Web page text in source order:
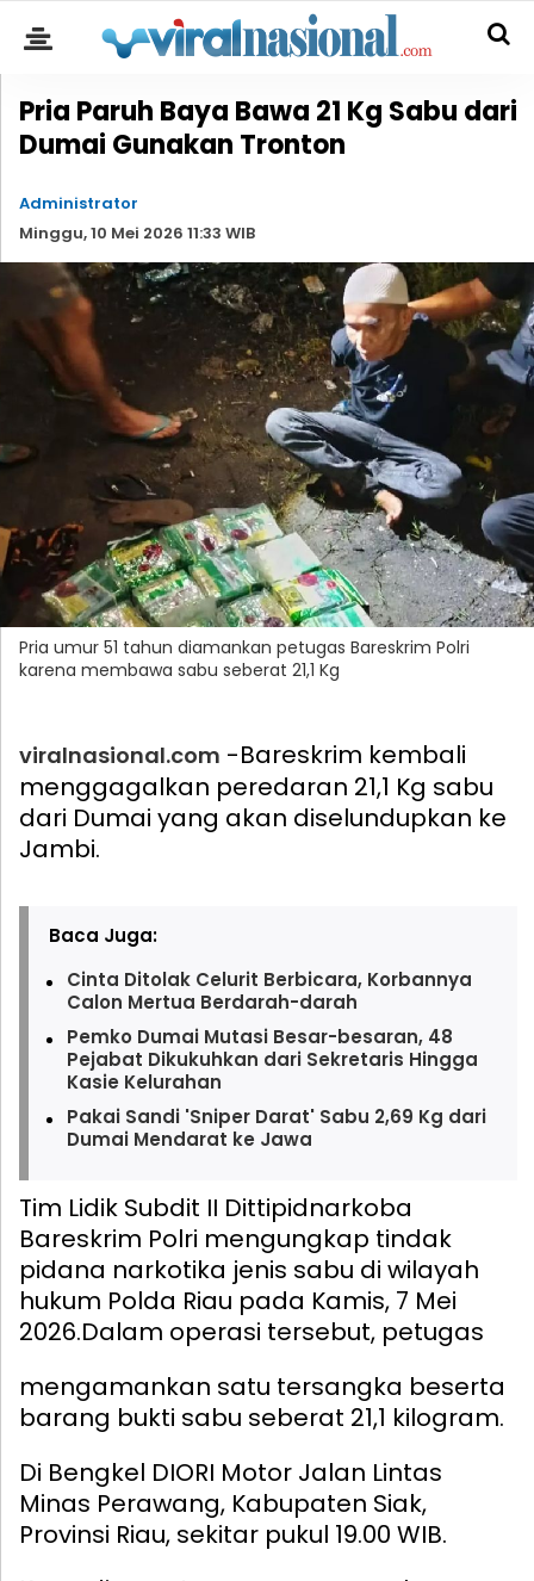
Pria Paruh Baya Bawa 21 Kg Sabu dari
Dumai Gunakan Tronton
Administrator
Minggu, 10 Mei 2026 11:33 WIB
Pria umur 51 tahun diamankan petugas Bareskrim Polri
karena membawa sabu seberat 21,1 Kg
viralnasional.com -Bareskrim kembali
menggagalkan peredaran 21,1 Kg sabu
dari Dumai yang akan diselundupkan ke
Jambi.
Baca Juga:
Cinta Ditolak Celurit Berbicara, Korbannya
Calon Mertua Berdarah-darah
Pemko Dumai Mutasi Besar-besaran, 48
Pejabat Dikukuhkan dari Sekretaris Hingga
Kasie Kelurahan
Pakai Sandi 'Sniper Darat' Sabu 2,69 Kg dari
Dumai Mendarat ke Jawa
Tim Lidik Subdit II Dittipidnarkoba
Bareskrim Polri mengungkap tindak
pidana narkotika jenis sabu di wilayah
hukum Polda Riau pada Kamis, 7 Mei
2026.Dalam operasi tersebut, petugas
mengamankan satu tersangka beserta
barang bukti sabu seberat 21,1 kilogram.
Di Bengkel DIORI Motor Jalan Lintas
Minas Perawang, Kabupaten Siak,
Provinsi Riau, sekitar pukul 19.00 WIB.